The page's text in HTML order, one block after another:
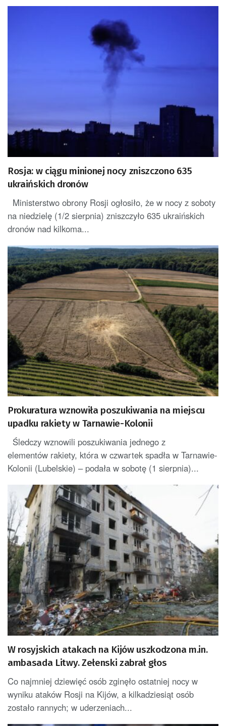
Rosja: w ciągu minionej nocy zniszczono 635
ukraińskich dronów
Ministerstwo obrony Rosji ogłosiło, że w nocy z soboty
na niedzielę (1/2 sierpnia) zniszczyło 635 ukraińskich
dronów nad kilkoma...
Prokuratura wznowiła poszukiwania na miejscu
upadku rakiety w Tarnawie-Kolonii
Śledczy wznowili poszukiwania jednego z
elementów rakiety, która w czwartek spadła w Tarnawie-
Kolonii (Lubelskie) – podała w sobotę (1 sierpnia)...
W rosyjskich atakach na Kijów uszkodzona m.in.
ambasada Litwy. Zełenski zabrał głos
Co najmniej dziewięć osób zginęło ostatniej nocy w
wyniku ataków Rosji na Kijów, a kilkadziesiąt osób
zostało rannych; w uderzeniach...